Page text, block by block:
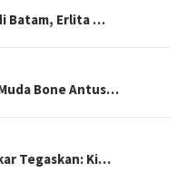
Batam, Erlita …
Bone Antus…
Tegaskan: Ki…